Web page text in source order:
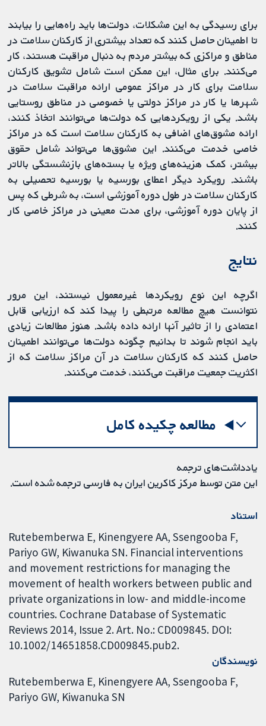
برای رسیدگی به این مشکلات، دولت‌ها باید راه‌هایی را بیابند
تا اطمینان حاصل کنند که تعداد بیشتری از کارکنان سلامت در
مناطق و مراکزی که بیشتر مردم به دنبال مراقبت هستند، کار
می‌کنند. برای مثال، این ممکن است شامل تشویق کارکنان
سلامت برای کار در مراکز عمومی ارائه مراقبت سلامت در
شهرها یا کار در مراکز دولتی یا خصوصی در مناطق روستایی
باشد. یکی از رویکردهایی که دولت‌ها می‌توانند اتخاذ کنند،
ارائه مشوق‌های اضافی به کارکنان سلامت است که در مراکز
خاصی خدمت می‌کنند. این مشوق‌ها می‌تواند شامل حقوق
بیشتر، کمک هزینه‌های ویژه یا بسته‌های بازنشستگی بالاتر
باشند. رویکرد دیگر اعطای بورسیه یا بورسیه تحصیلی به
کارکنان سلامت در طول دوره آموزشی است، به شرطی که پس
از پایان دوره آموزشی، برای مدت معینی در مراکز خاصی کار
کنند.
نتایج
اگرچه این نوع رویکردها غیرمعمول نیستند، این مرور
نتوانست هیچ مطالعه مرتبطی را پیدا کند که ارزیابی قابل
اعتمادی را از تاثیر آنها ارائه داده باشد. هنوز مطالعات زیادی
باید انجام شوند تا بدانیم چگونه دولت‌ها می‌توانند اطمینان
حاصل کنند که کارکنان سلامت در آن مراکز سلامت که از
اکثریت جمعیت مراقبت می‌کنند، خدمت می‌کنند.
مطالعه چکیده کامل
یادداشت‌های ترجمه
این متن توسط مرکز کاکرین ایران به فارسی ترجمه شده است.
استناد
Rutebemberwa E, Kinengyere AA, Ssengooba F,
Pariyo GW, Kiwanuka SN. Financial interventions
and movement restrictions for managing the
movement of health workers between public and
private organizations in low- and middle-income
countries. Cochrane Database of Systematic
Reviews 2014, Issue 2. Art. No.: CD009845. DOI:
10.1002/14651858.CD009845.pub2.
نویسندگان
Rutebemberwa E Kinengyere AA Ssengooba F
Pariyo GW Kiwanuka SN